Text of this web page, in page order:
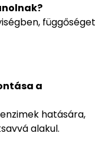
függőséget
a
hatására,
alakul.